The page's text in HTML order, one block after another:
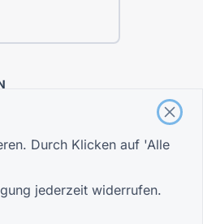
Durch Klicken auf 'Alle
jederzeit widerrufen.